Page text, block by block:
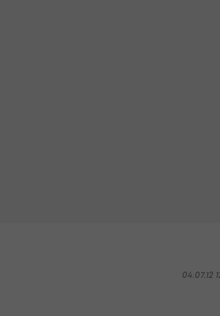
04.07.12